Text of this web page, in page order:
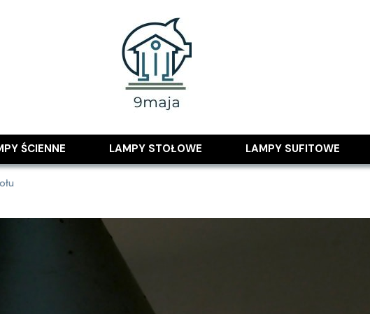
ŚCIENNE LAMPY STOŁOWE LAMPY SUFITOWE